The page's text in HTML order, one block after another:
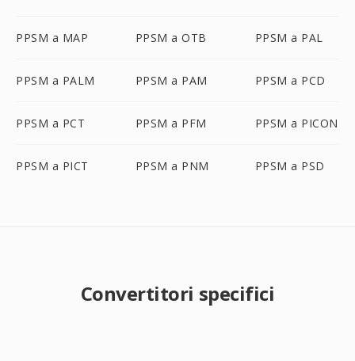
PPSM a MAP PPSM a OTB PPSM a PAL
PPSM a PALM PPSM a PAM PPSM a PCD
PPSM a PCT PPSM a PFM PPSM a PICON
PPSM a PICT PPSM a PNM PPSM a PSD
Convertitori specifici